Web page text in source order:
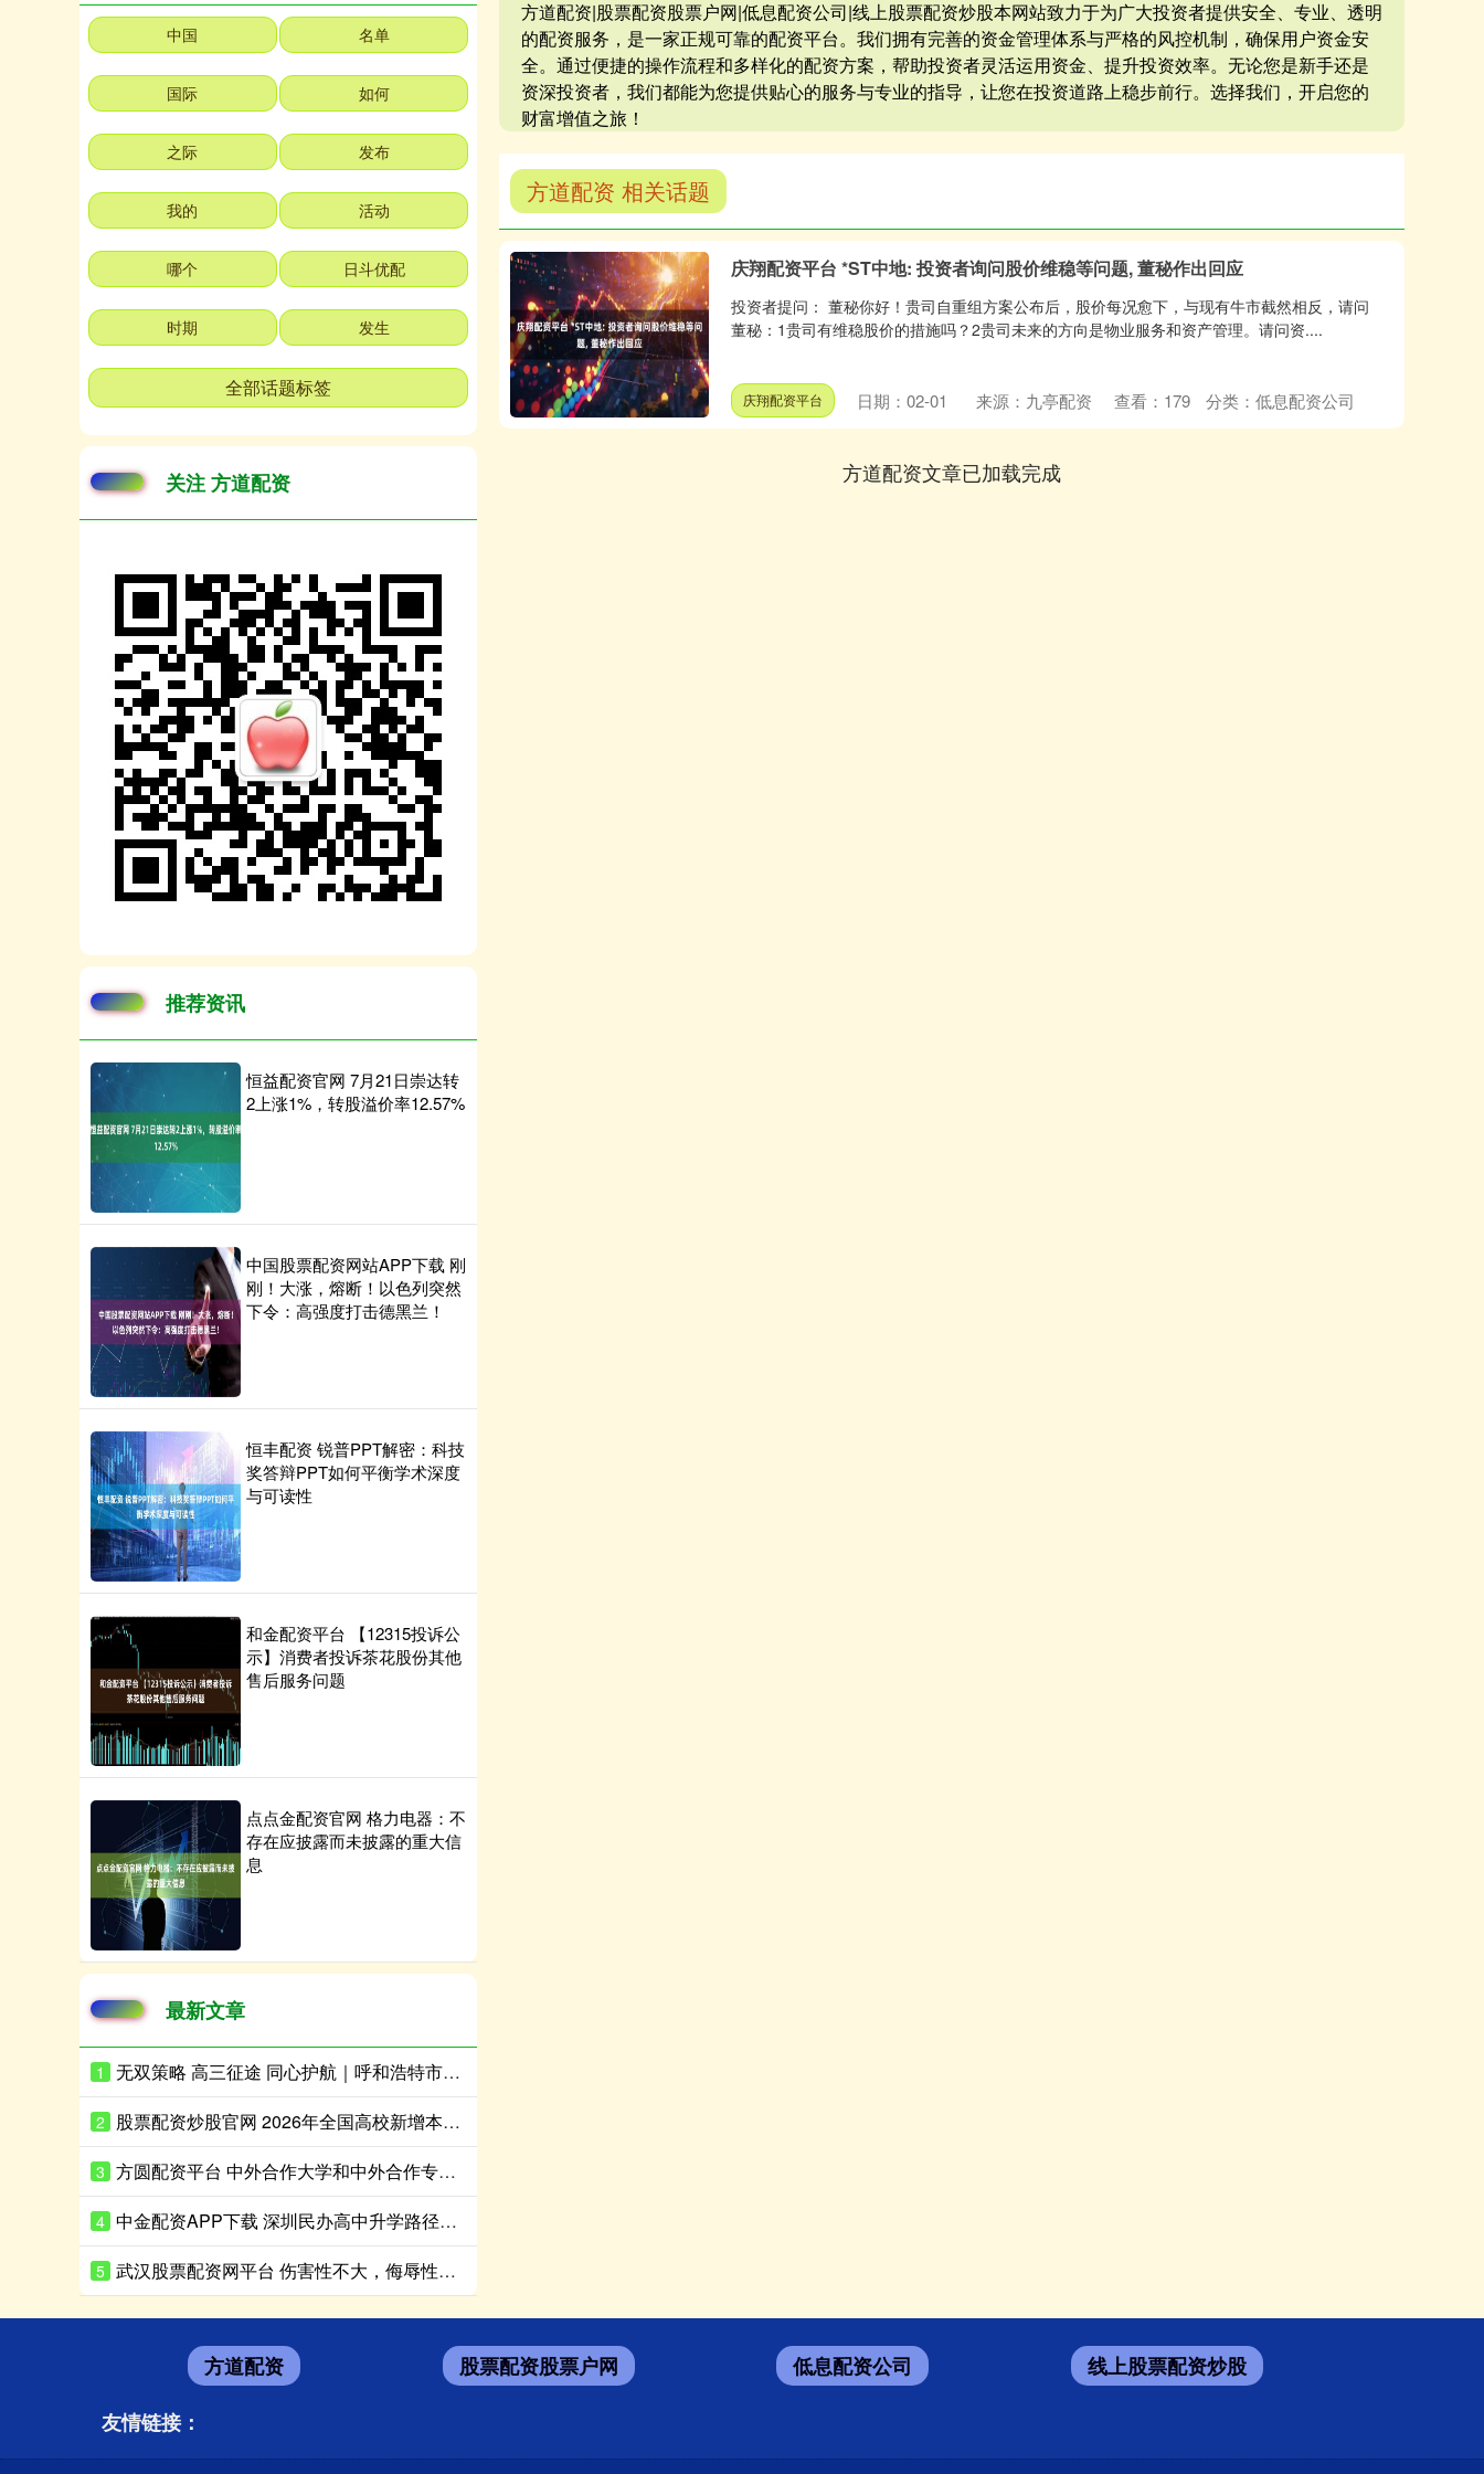
方道配资|股票配资股票户网|低息配资公司|线上股票配资炒股本网站致力于为广大投资者提供安全、专业、透明
的配资服务，是一家正规可靠的配资平台。我们拥有完善的资金管理体系与严格的风控机制，确保用户资金安
全。通过便捷的操作流程和多样化的配资方案，帮助投资者灵活运用资金、提升投资效率。无论您是新手还是
资深投资者，我们都能为您提供贴心的服务与专业的指导，让您在投资道路上稳步前行。选择我们，开启您的
财富增值之旅！
方道配资 相关话题
庆翔配资平台 *ST中地: 投资者询问股价维稳等问题, 董秘作出回应
投资者提问： 董秘你好！贵司自重组方案公布后，股价每况愈下，与现有牛市截然相反，请问
董秘：1贵司有维稳股价的措施吗？2贵司未来的方向是物业服务和资产管理。请问资....
庆翔配资平台 日期：02-01 来源：九亭配资 查看： 179 分类： 低息配资公司
方道配资文章已加载完成
中国 名单
国际 如何
之际 发布
我的 活动
哪个 日斗优配
时期 发生
全部话题标签
关注 方道配资
推荐资讯
恒益配资官网 7月21日崇达转
2上涨1%，转股溢价率12.57%
中国股票配资网站APP下载 刚
刚！大涨，熔断！以色列突然
下令：高强度打击德黑兰！
恒丰配资 锐普PPT解密：科技
奖答辩PPT如何平衡学术深度
与可读性
和金配资平台 【12315投诉公
示】消费者投诉茶花股份其他
售后服务问题
点点金配资官网 格力电器：不
存在应披露而未披露的重大信
息
最新文章
1 无双策略 高三征途 同心护航｜呼和浩特市2026年度生涯规划季正式启动！首场赋能讲座走进呼市二中
2 股票配资炒股官网 2026年全国高校新增本科专业38个，高考志愿怎么填？
3 方圆配资平台 中外合作大学和中外合作专业，到底有何不同？
4 中金配资APP下载 深圳民办高中升学路径解析：普高、艺考、国际方向怎么选？
5 武汉股票配资网平台 伤害性不大，侮辱性极强！ 伊朗革命卫队：第82 空降师和第1装甲师，
方道配资 股票配资股票户网 低息配资公司
线上股票配资炒股
友情链接：